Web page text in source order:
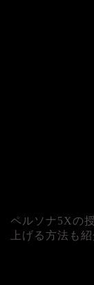
ペルソナ5Xの
上げる方法も紹